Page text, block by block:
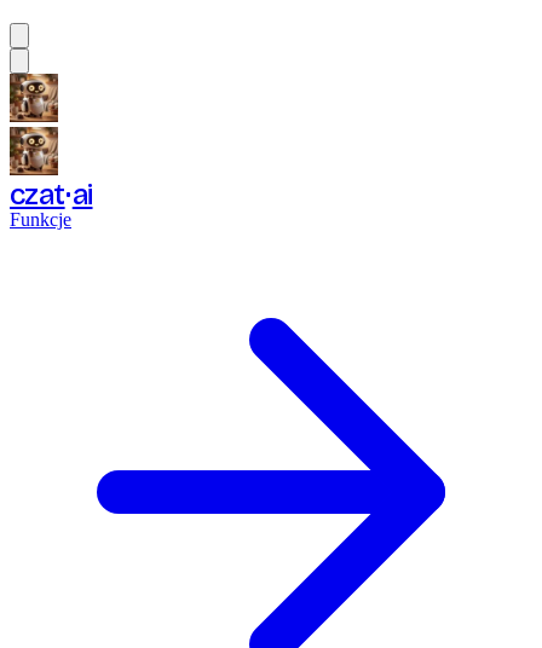
czat ai
Funkcje